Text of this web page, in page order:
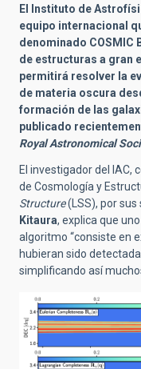
El Instituto de
equipo internacional
denominado COSMIC
de estructuras a gran
permitirá resolver la
de materia oscura
formación de las
publicado
Royal Astronomical
El investigador del IAC,
de Cosmología y
Structure(LSS), por sus
Kitaura, explica que
algoritmo “consiste en
hubieran sido
simplificando así